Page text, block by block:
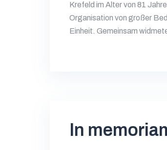
Krefeld im Alter von 81
Organisation von großer
Einheit. Gemeinsam
In